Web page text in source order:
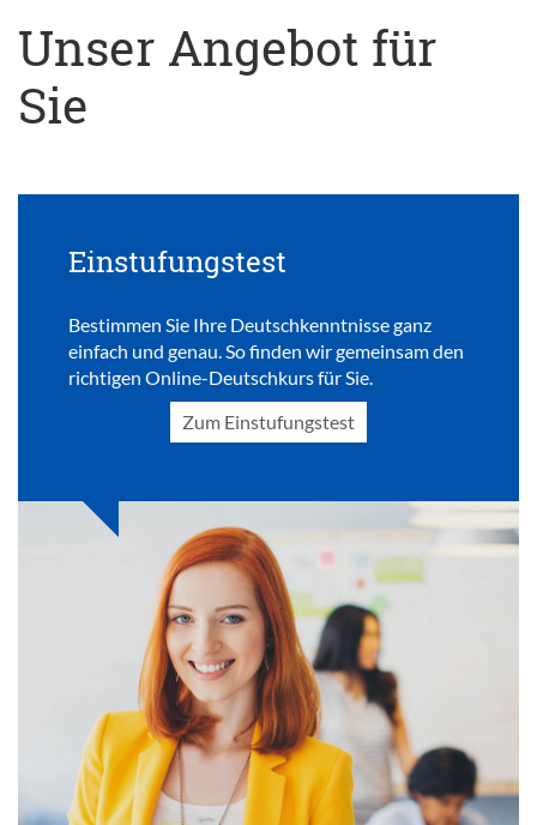
Unser Angebot für
Sie
Einstufungstest
Bestimmen Sie Ihre Deutschkenntnisse ganz
einfach und genau. So finden wir gemeinsam den
richtigen Online-Deutschkurs für Sie.
Zum Einstufungstest